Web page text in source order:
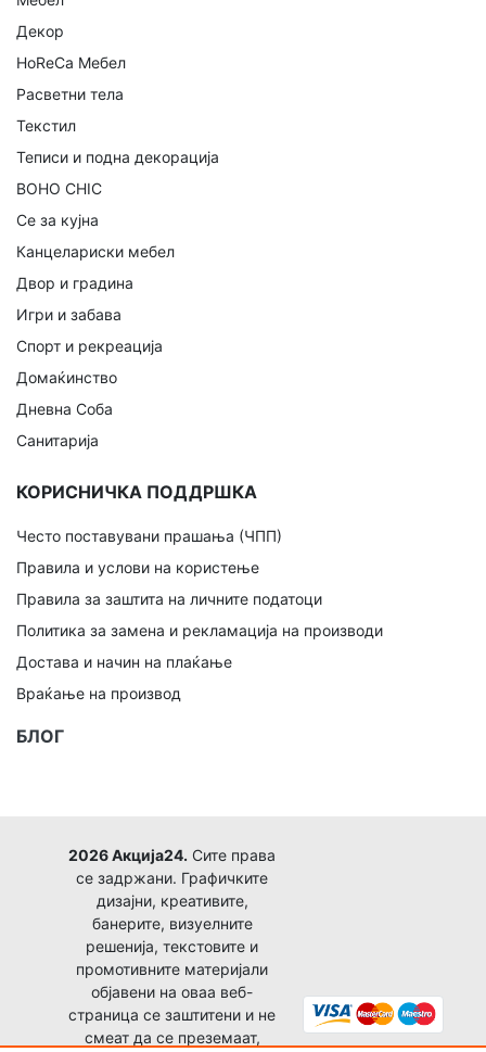
Декор
HoReCa Мебел
Расветни тела
Текстил
Теписи и подна декорација
BOHO CHIC
Се за кујна
Канцелариски мебел
Двор и градина
Игри и забава
Спорт и рекреација
Домаќинство
Дневна Соба
Санитарија
КОРИСНИЧКА ПОДДРШКА
Често поставувани прашања (ЧПП)
Правила и услови на користење
Правила за заштита на личните податоци
Политика за замена и рекламација на производи
Достава и начин на плаќање
Враќање на производ
БЛОГ
2026 Акција24. Сите права
се задржани. Графичките
дизајни, креативите,
банерите, визуелните
решенија, текстовите и
промотивните материјали
објавени на оваа веб-
страница се заштитени и не
смеат да се преземаат,